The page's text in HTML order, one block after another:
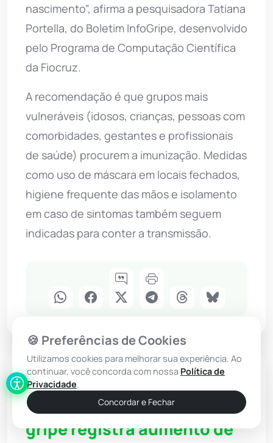
nascimento”, afirma a pesquisadora Tatiana
Portella, do Boletim InfoGripe, desenvolvido
pelo Programa de Computação Científica
da Fiocruz.
A recomendação é que grupos mais
vulneráveis (idosos, crianças, pessoas com
comorbidades, gestantes e profissionais
de saúde) procurem a imunização. Medidas
como uso de máscara em locais fechados,
higiene frequente das mãos e isolamento
em caso de sintomas também seguem
indicadas para conter a transmissão.
Brumado
Dia D de vacinação contra a
gripe registra aumento de
🍪 Preferências de Cookies
Utilizamos cookies para melhorar sua experiência. Ao
continuar, você concorda com nossa Política de
Privacidade.
Concordar e Fechar